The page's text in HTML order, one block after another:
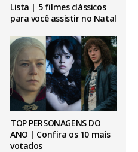
Lista | 5 filmes clássicos
para você assistir no Natal
TOP PERSONAGENS DO
ANO | Confira os 10 mais
votados